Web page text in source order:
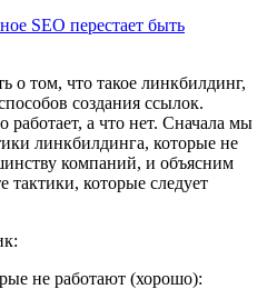
SEO перестает быть
о том, что такое линкбилдинг,
создания ссылок.
а что нет. Сначала мы
линкбилдинга, которые не
компаний, и объясним
тактики, которые следует
не работают (хорошо):